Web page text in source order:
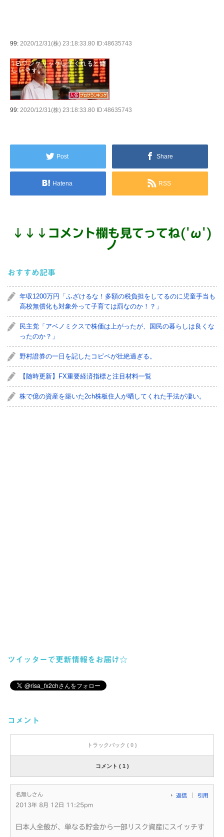
99: 2020/12/31(株) 23:18:33.80 ID:48635743
99: 2020/12/31(株) 23:18:33.80 ID:48635743
Post Share
Hatena RSS
↓ ↓ ↓ コメント欄も見てってね('ω')
ノ
おすすめ記事
年収1200万円「ふざけるな！多額の税負担をしてるのに児童手当も
高校無償化も対象外って子育ては罰なのか！？」
民主党「アベノミクスで株価は上がったが、国民の暮らしは良くな
ったのか？」
野村證券の一日を記したコピペが壮絶過ぎる。
【随時更新】FX重要経済指標と注目材料一覧
株で億の資産を築いた2ch株板住人が晒してくれた手法が凄い。
ツイッターで更新情報をお届け☆
コメント
トラックバック ( 0 )
コメント ( 1 )
名無しさん
2013年 8月 12日 11:25pm
返信 引用
日本人全般が、単なる貯金から一部リスク資産にスイッチす